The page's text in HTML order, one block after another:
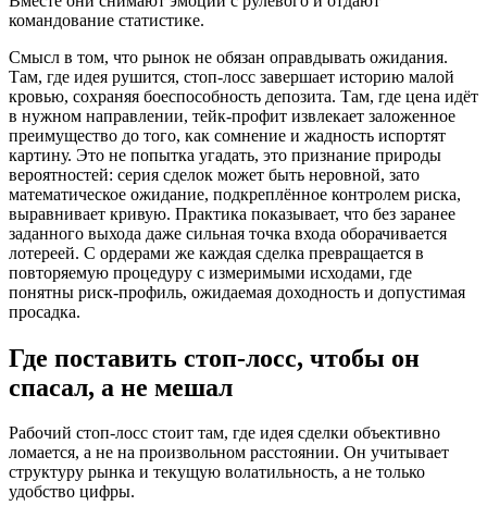
командование статистике.
Смысл в том, что рынок не обязан оправдывать ожидания.
Там, где идея рушится, стоп‑лосс завершает историю малой
кровью, сохраняя боеспособность депозита. Там, где цена идёт
в нужном направлении, тейк‑профит извлекает заложенное
преимущество до того, как сомнение и жадность испортят
картину. Это не попытка угадать, это признание природы
вероятностей: серия сделок может быть неровной, зато
математическое ожидание, подкреплённое контролем риска,
выравнивает кривую. Практика показывает, что без заранее
заданного выхода даже сильная точка входа оборачивается
лотереей. С ордерами же каждая сделка превращается в
повторяемую процедуру с измеримыми исходами, где
понятны риск‑профиль, ожидаемая доходность и допустимая
просадка.
Где поставить стоп‑лосс, чтобы он
спасал, а не мешал
Рабочий стоп‑лосс стоит там, где идея сделки объективно
ломается, а не на произвольном расстоянии. Он учитывает
структуру рынка и текущую волатильность, а не только
удобство цифры.